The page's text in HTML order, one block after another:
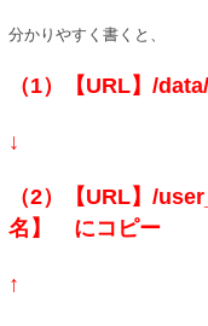
分かりやすく書くと、
（1）【URL】/
↓
（2）【URL】/
名】 にコピー
↑